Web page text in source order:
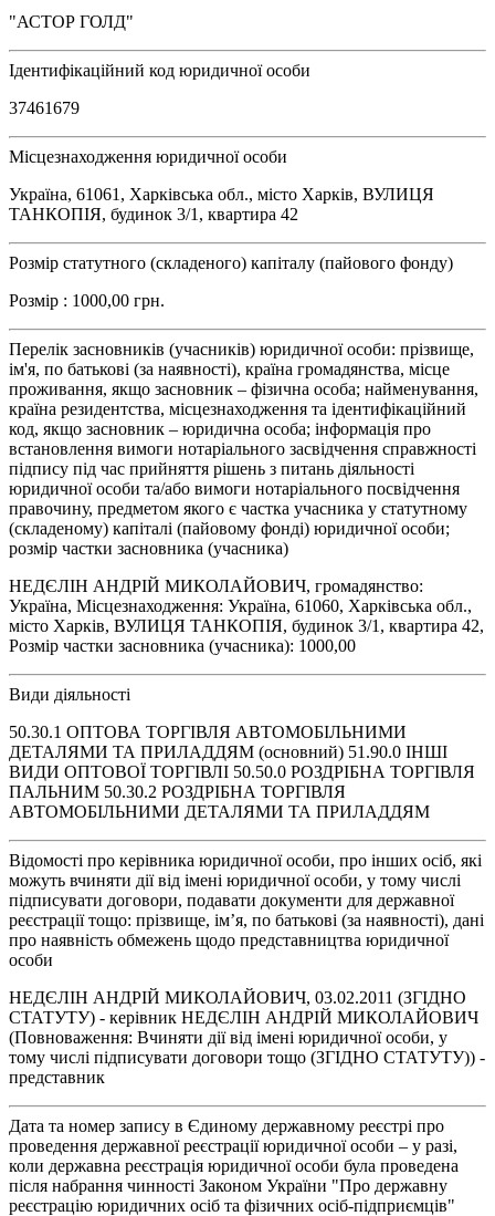
"АСТОР ГОЛД"
Ідентифікаційний код юридичної особи
37461679
Місцезнаходження юридичної особи
Україна, 61061, Харківська обл., місто Харків, ВУЛИЦЯ
ТАНКОПІЯ, будинок 3/1, квартира 42
Розмір статутного (складеного) капіталу (пайового фонду)
Розмір : 1000,00 грн.
Перелік засновників (учасників) юридичної особи: прізвище,
ім'я, по батькові (за наявності), країна громадянства, місце
проживання, якщо засновник – фізична особа; найменування,
країна резидентства, місцезнаходження та ідентифікаційний
код, якщо засновник – юридична особа; інформація про
встановлення вимоги нотаріального засвідчення справжності
підпису під час прийняття рішень з питань діяльності
юридичної особи та/або вимоги нотаріального посвідчення
правочину, предметом якого є частка учасника у статутному
(складеному) капіталі (пайовому фонді) юридичної особи;
розмір частки засновника (учасника)
НЕДЄЛІН АНДРІЙ МИКОЛАЙОВИЧ, громадянство:
Україна, Місцезнаходження: Україна, 61060, Харківська обл.,
місто Харків, ВУЛИЦЯ ТАНКОПІЯ, будинок 3/1, квартира 42,
Розмір частки засновника (учасника): 1000,00
Види діяльності
50.30.1 ОПТОВА ТОРГІВЛЯ АВТОМОБІЛЬНИМИ
ДЕТАЛЯМИ ТА ПРИЛАДДЯМ (основний) 51.90.0 ІНШІ
ВИДИ ОПТОВОЇ ТОРГІВЛІ 50.50.0 РОЗДРІБНА ТОРГІВЛЯ
ПАЛЬНИМ 50.30.2 РОЗДРІБНА ТОРГІВЛЯ
АВТОМОБІЛЬНИМИ ДЕТАЛЯМИ ТА ПРИЛАДДЯМ
Відомості про керівника юридичної особи, про інших осіб, які
можуть вчиняти дії від імені юридичної особи, у тому числі
підписувати договори, подавати документи для державної
реєстрації тощо: прізвище, ім’я, по батькові (за наявності), дані
про наявність обмежень щодо представництва юридичної
особи
НЕДЄЛІН АНДРІЙ МИКОЛАЙОВИЧ, 03.02.2011 (ЗГІДНО
СТАТУТУ) - керівник НЕДЄЛІН АНДРІЙ МИКОЛАЙОВИЧ
(Повноваження: Вчиняти дії від імені юридичної особи, у
тому числі підписувати договори тощо (ЗГІДНО СТАТУТУ)) -
представник
Дата та номер запису в Єдиному державному реєстрі про
проведення державної реєстрації юридичної особи – у разі,
коли державна реєстрація юридичної особи була проведена
після набрання чинності Законом України "Про державну
реєстрацію юридичних осіб та фізичних осіб-підприємців"